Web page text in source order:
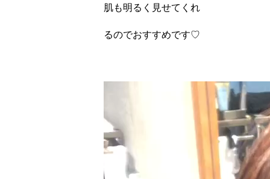
肌も明るく見せてくれ
るのでおすすめです♡
プ
レ
ー
ヤ